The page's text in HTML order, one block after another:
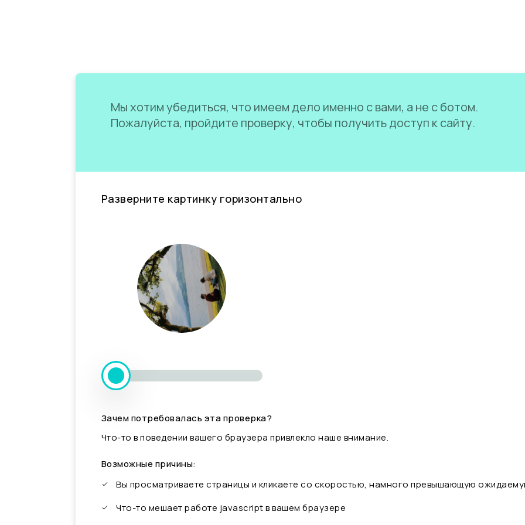
Мы хотим убедиться, что имеем дело именно с вами, а не с ботом.
Пожалуйста, пройдите проверку, чтобы получить доступ к сайту.
Разверните картинку горизонтально
Зачем потребовалась эта проверка?
Что-то в поведении вашего браузера привлекло наше внимание.
Возможные причины:
Вы просматриваете страницы и кликаете со скоростью, намного превышающую
Что-то мешает работе javascript в вашем браузере